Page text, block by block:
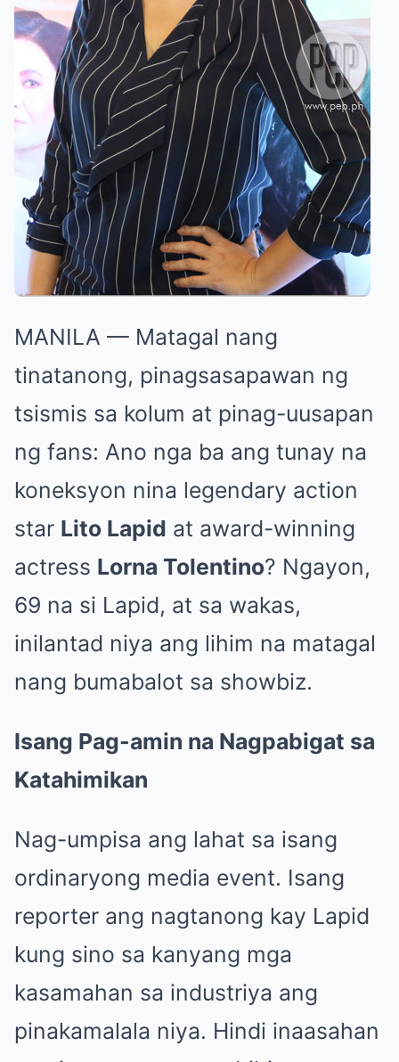
MANILA — Matagal nang
tinatanong, pinagsasapawan ng
tsismis sa kolum at pinag-uusapan
ng fans: Ano nga ba ang tunay na
koneksyon nina legendary action
star Lito Lapid at award-winning
actress Lorna Tolentino? Ngayon,
69 na si Lapid, at sa wakas,
inilantad niya ang lihim na matagal
nang bumabalot sa showbiz.
Isang Pag-amin na Nagpabigat sa
Katahimikan
Nag-umpisa ang lahat sa isang
ordinaryong media event. Isang
reporter ang nagtanong kay Lapid
kung sino sa kanyang mga
kasamahan sa industriya ang
pinakamalala niya. Hindi inaasahan